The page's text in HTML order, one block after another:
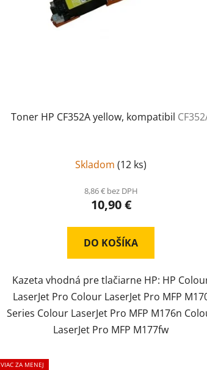
Toner HP CF352A yellow, kompatibil
Skladom(12 ks)
8,86 € bez DPH
10,90 €
DO KOŠÍKA
Kazeta vhodná pre tlačiarne HP: HP
LaserJet Pro Colour LaserJet Pro MFP
Series Colour LaserJet Pro MFP M176n
LaserJet Pro MFP M177fw
VIAC ZA MENEJ